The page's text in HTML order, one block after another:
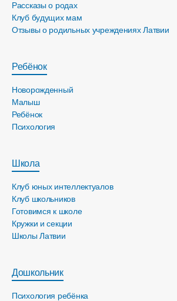
Рассказы о родах
Клуб будущих мам
Отзывы о родильных учреждениях Латвии
Ребёнок
Новорожденный
Малыш
Ребёнок
Психология
Школа
Клуб юных интеллектуалов
Клуб школьников
Готовимся к школе
Кружки и секции
Школы Латвии
Дошкольник
Психология ребёнка